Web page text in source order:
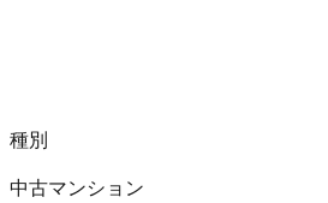
種別
中古マンション